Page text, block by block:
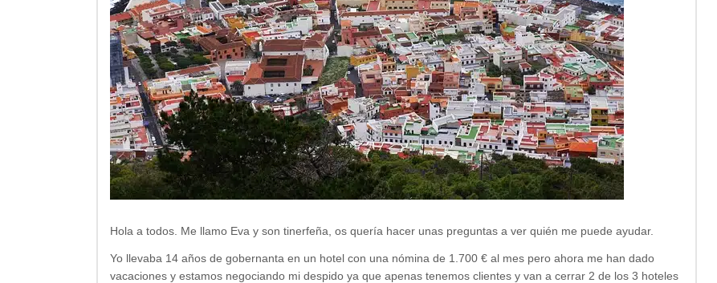
Hola a todos. Me llamo Eva y son tinerfeña, os quería hacer unas preguntas a ver quién me puede ayudar.
Yo llevaba 14 años de gobernanta en un hotel con una nómina de 1.700 € al mes pero ahora me han dado
vacaciones y estamos negociando mi despido ya que apenas tenemos clientes y van a cerrar 2 de los 3 hoteles